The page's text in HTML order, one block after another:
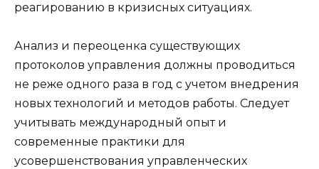
реагированию в кризисных ситуациях.
Анализ и переоценка существующих
протоколов управления должны проводиться
не реже одного раза в год с учетом внедрения
новых технологий и методов работы. Следует
учитывать международный опыт и
современные практики для
усовершенствования управленческих